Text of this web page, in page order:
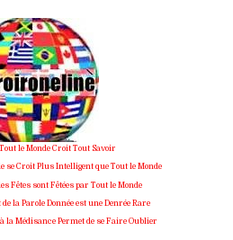
Tout le Monde Croit Tout Savoir
se Croit Plus Intelligent que Tout le Monde
Fêtes sont Fêtées par Tout le Monde
de la Parole Donnée est une Denrée Rare
à la Médisance Permet de se Faire Oublier